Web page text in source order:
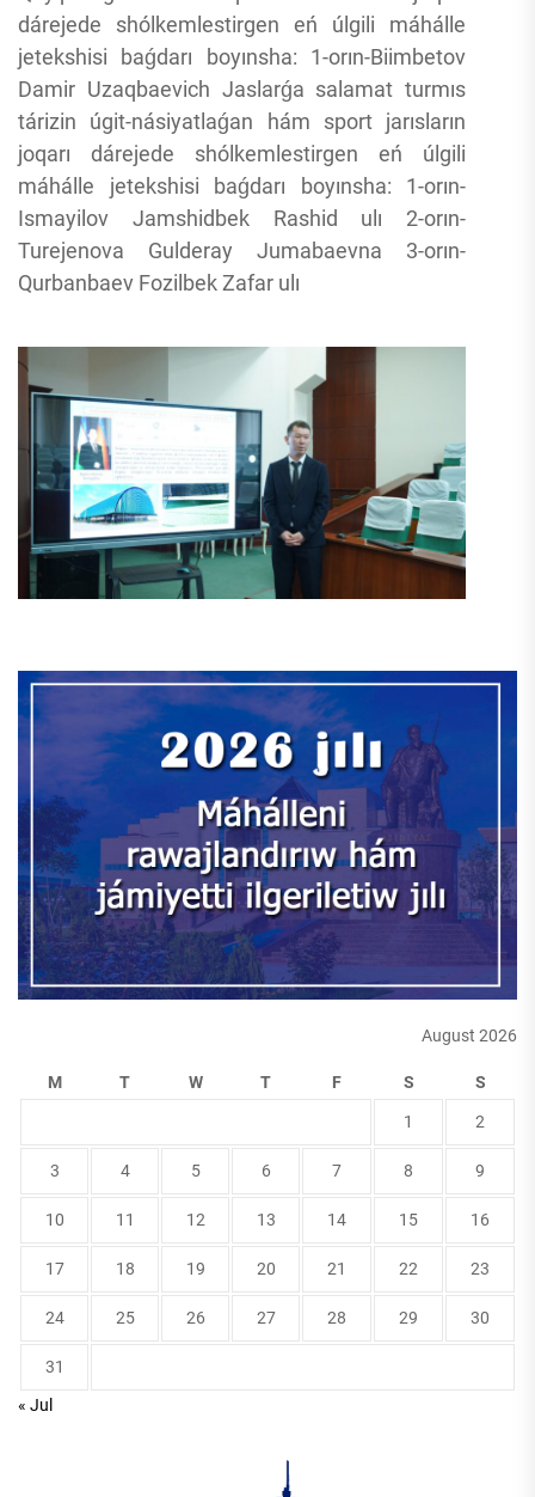
dárejede shólkemlestirgen eń úlgili máhálle
jetekshisi baǵdarı boyınsha: 1-orın-Biimbetov
Damir Uzaqbaevich Jaslarǵa salamat turmıs
tárizin úgit-násiyatlaǵan hám sport jarısların
joqarı dárejede shólkemlestirgen eń úlgili
máhálle jetekshisi baǵdarı boyınsha: 1-orın-
Ismayilov Jamshidbek Rashid ulı 2-orın-
Turejenova Gulderay Jumabaevna 3-orın-
Qurbanbaev Fozilbek Zafar ulı
August 2026
M T W T F S S
1 2
3 4 5 6 7 8 9
10 11 12 13 14 15 16
17 18 19 20 21 22 23
24 25 26 27 28 29 30
31
« Jul